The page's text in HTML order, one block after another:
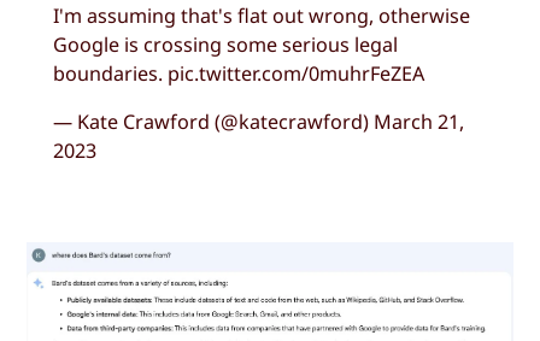
I'm assuming that's flat out wrong, otherwise
Google is crossing some serious legal
boundaries. pic.twitter.com/0muhrFeZEA
— Kate Crawford (@katecrawford) March 21,
2023